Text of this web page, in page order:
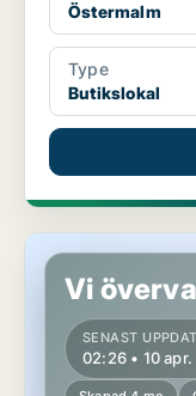
Östermalm
Type
Butikslokal
Butikslokal på
Vi
SENAST
02:26 • 10 apr.